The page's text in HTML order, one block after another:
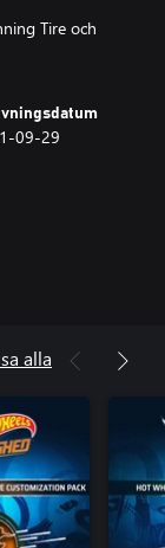
Tire och
09-29
alla